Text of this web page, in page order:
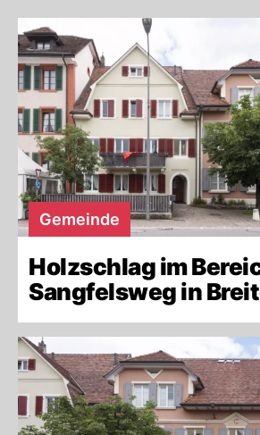
Gemeinde
Holzschlag im
Sangfelsweg in